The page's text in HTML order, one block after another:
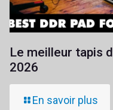
Le meilleur tapis
2026
En savoir plus